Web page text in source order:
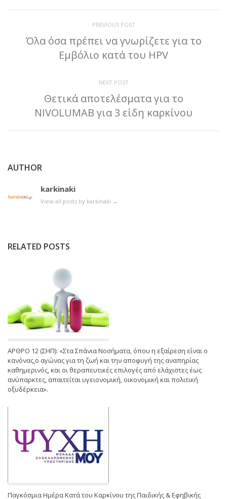
PREVIOUS POST
Όλα όσα πρέπει να γνωρίζετε για το
Εμβόλιο κατά του HPV
NEXT POST
Θετικά αποτελέσματα για το
NIVOLUMAB για 3 είδη καρκίνου
AUTHOR
karkinaki
View all posts by karkinaki →
RELATED POSTS
ΑΡΘΡΟ 12 (ΣΗΠ): «Στα Σπάνια Νοσήματα, όπου η εξαίρεση είναι ο
κανόνας,ο αγώνας για τη ζωή και την αποφυγή της αναπηρίας
καθημερινός, και οι θεραπευτικές επιλογές από ελάχιστες έως
ανύπαρκτες, απαιτείται υγειονομική, οικονομική και πολιτική
οξυδέρκεια».
Παγκόσμια Ημέρα Κατά του Καρκίνου της Παιδικής & Εφηβικής